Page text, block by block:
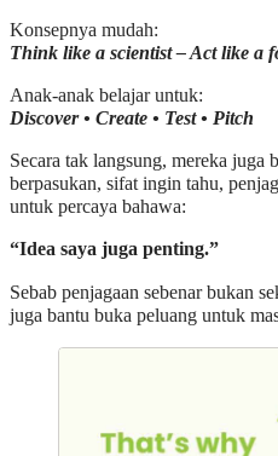
Konsepnya mudah:
Think like a scientist – Act like a
Anak-anak belajar untuk:
Discover • Create • Test • Pitch
Secara tak langsung, mereka
berpasukan, sifat ingin tahu,
untuk percaya bahawa:
“Idea saya juga penting.”
Sebab penjagaan sebenar bukan
juga bantu buka peluang untuk